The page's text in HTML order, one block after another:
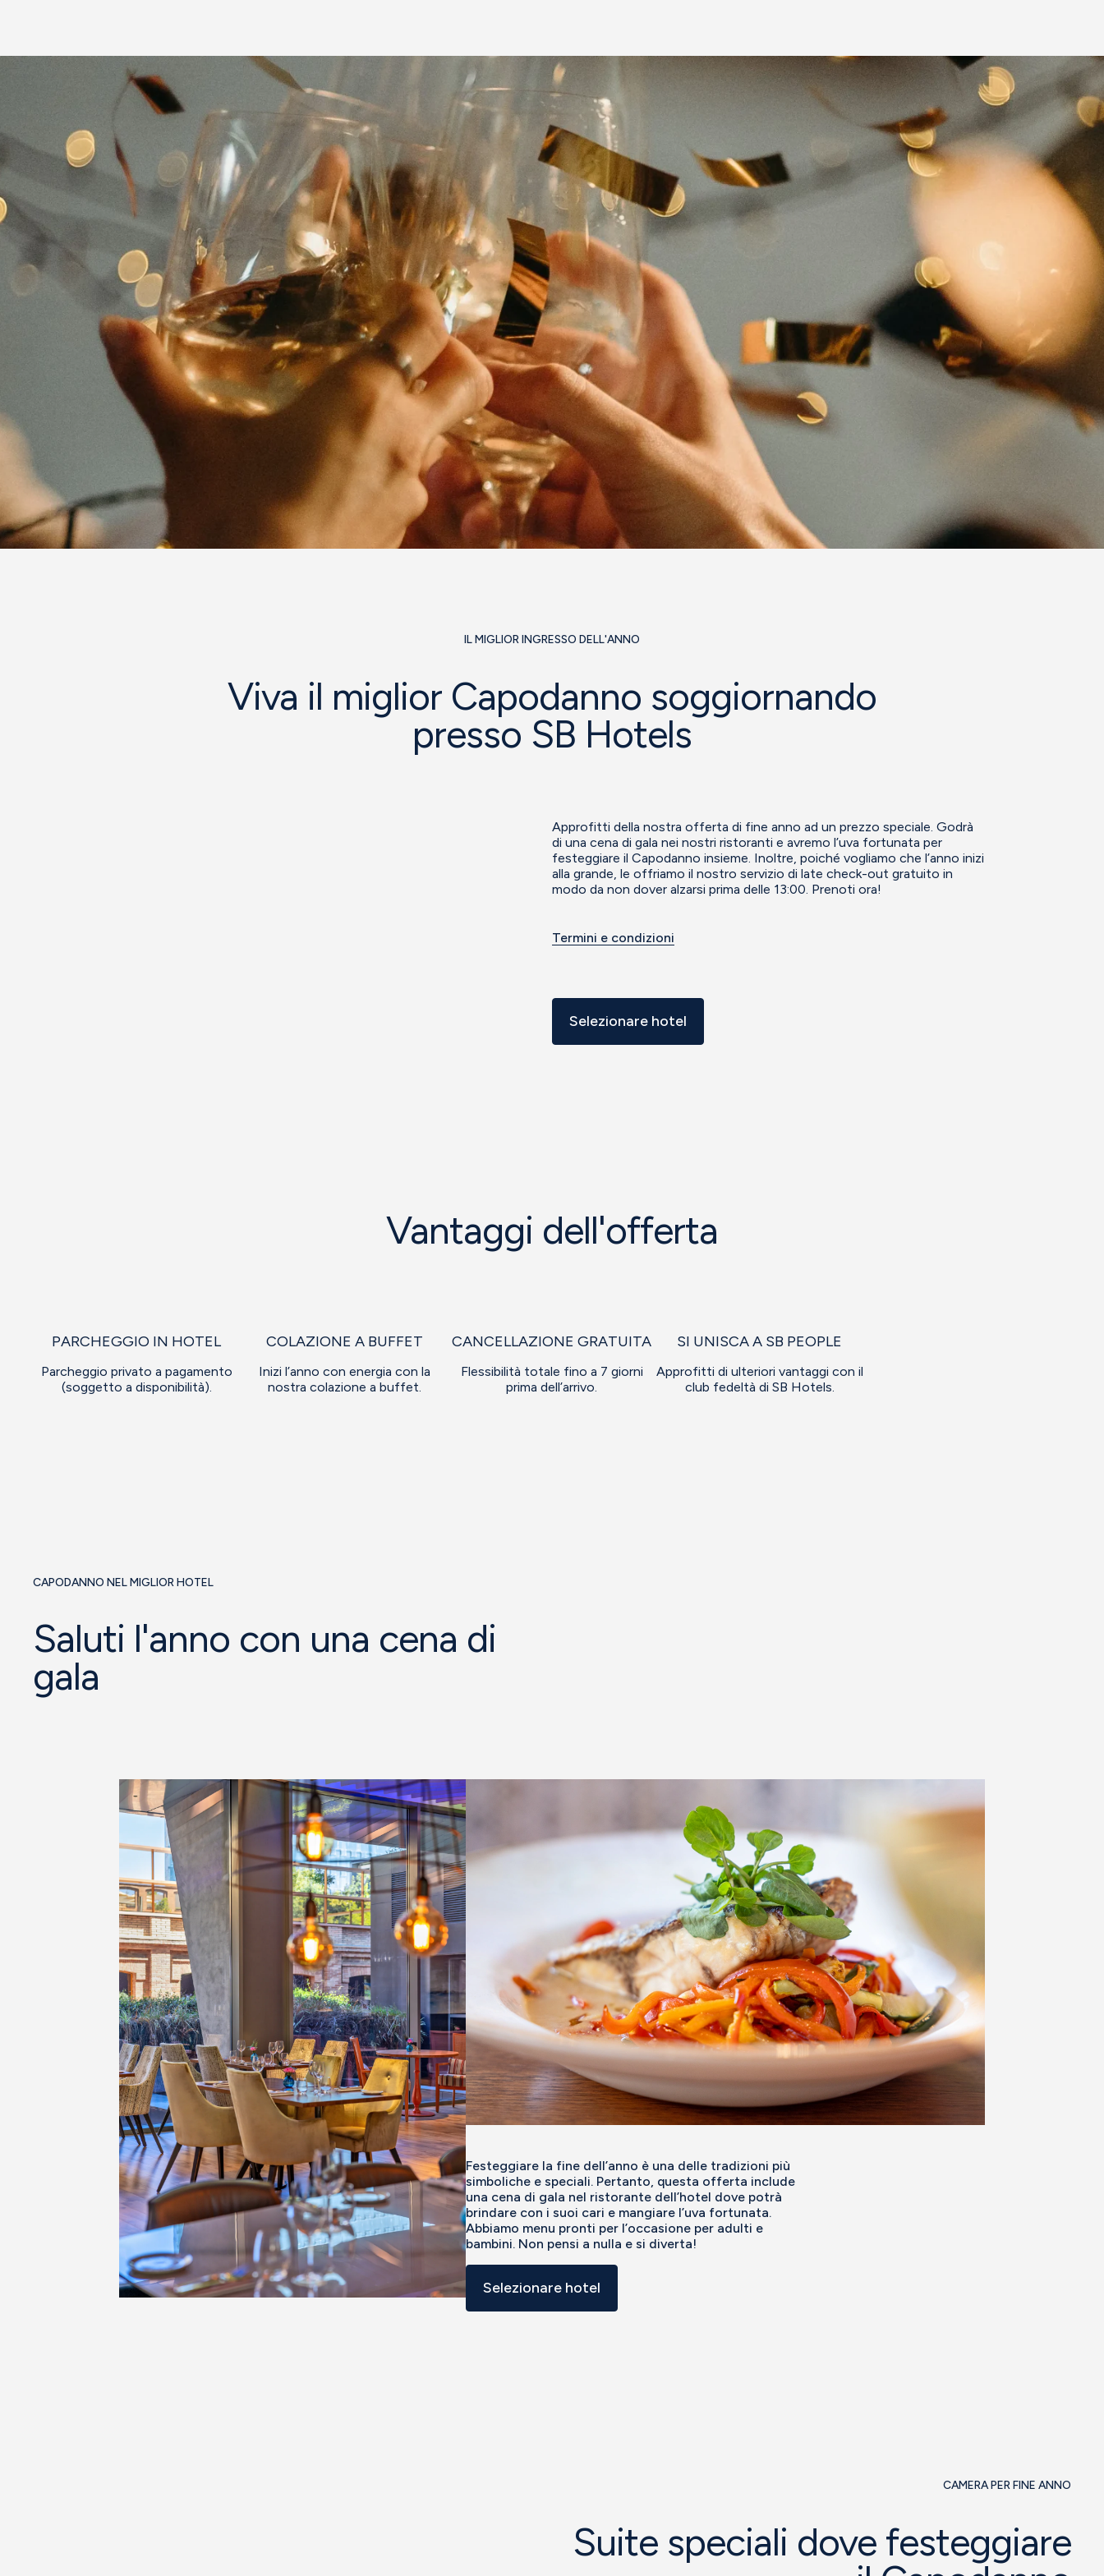
IL MIGLIOR INGRESSO DELL'ANNO
Viva il miglior Capodanno soggiornando
presso SB Hotels
Approfitti della nostra offerta di fine anno ad un prezzo speciale. Godrà
di una cena di gala nei nostri ristoranti e avremo l’uva fortunata per
festeggiare il Capodanno insieme. Inoltre, poiché vogliamo che l’anno inizi
alla grande, le offriamo il nostro servizio di late check-out gratuito in
modo da non dover alzarsi prima delle 13:00. Prenoti ora!
Termini e condizioni
Selezionare hotel
Vantaggi dell'offerta
PARCHEGGIO IN HOTEL
Parcheggio privato a pagamento
(soggetto a disponibilità).
COLAZIONE A BUFFET
Inizi l’anno con energia con la
nostra colazione a buffet.
CANCELLAZIONE GRATUITA
Flessibilità totale fino a 7 giorni
prima dell’arrivo.
SI UNISCA A SB PEOPLE
Approfitti di ulteriori vantaggi con il
club fedeltà di SB Hotels.
CAPODANNO NEL MIGLIOR HOTEL
Saluti l'anno con una cena di
gala
Festeggiare la fine dell’anno è una delle tradizioni più
simboliche e speciali. Pertanto, questa offerta include
una cena di gala nel ristorante dell’hotel dove potrà
brindare con i suoi cari e mangiare l’uva fortunata.
Abbiamo menu pronti per l’occasione per adulti e
bambini. Non pensi a nulla e si diverta!
Selezionare hotel
CAMERA PER FINE ANNO
Suite speciali dove festeggiare